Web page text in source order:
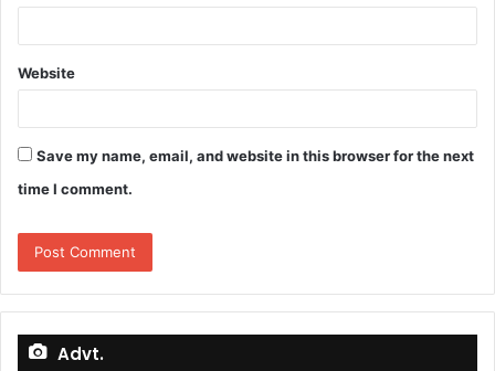
Website
Save my name, email, and website in this browser for the next
time I comment.
Advt.